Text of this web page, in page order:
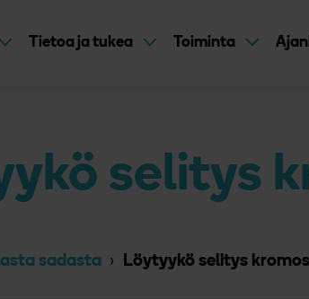
Tietoa ja tukea Toiminta
selitys
sadasta Löytyykö selitys